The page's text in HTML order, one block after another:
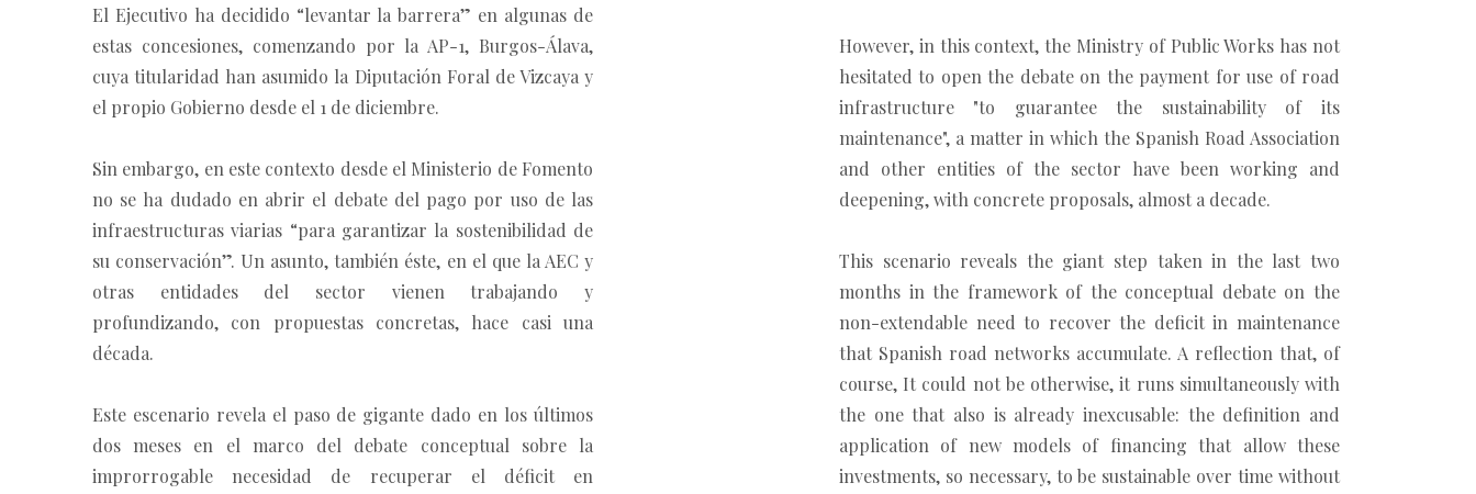
El Ejecutivo ha decidido “levantar la barrera” en algunas de
estas concesiones, comenzando por la AP-1, Burgos-Álava,
cuya titularidad han asumido la Diputación Foral de Vizcaya y
el propio Gobierno desde el 1 de diciembre.
Sin embargo, en este contexto desde el Ministerio de Fomento
no se ha dudado en abrir el debate del pago por uso de las
infraestructuras viarias “para garantizar la sostenibilidad de
su conservación”. Un asunto, también éste, en el que la AEC y
otras entidades del sector vienen trabajando y
profundizando, con propuestas concretas, hace casi una
década.
Este escenario revela el paso de gigante dado en los últimos
dos meses en el marco del debate conceptual sobre la
improrrogable necesidad de recuperar el déficit en
However, in this context, the Ministry of Public Works has not
hesitated to open the debate on the payment for use of road
infrastructure "to guarantee the sustainability of its
maintenance", a matter in which the Spanish Road Association
and other entities of the sector have been working and
deepening, with concrete proposals, almost a decade.
This scenario reveals the giant step taken in the last two
months in the framework of the conceptual debate on the
non-extendable need to recover the deficit in maintenance
that Spanish road networks accumulate. A reflection that, of
course, It could not be otherwise, it runs simultaneously with
the one that also is already inexcusable: the definition and
application of new models of financing that allow these
investments, so necessary, to be sustainable over time without